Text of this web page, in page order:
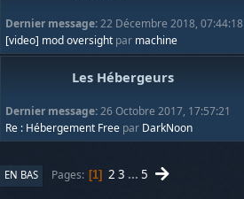
Dernier message:22 Décembre 2018, 07:44:18
[video] mod oversight par machine
Les Hébergeurs
Dernier message:26 Octobre 2017, 17:57:21
Re : Hébergement Free par DarkNoon
EN BAS Pages 1 2 3 ... 5